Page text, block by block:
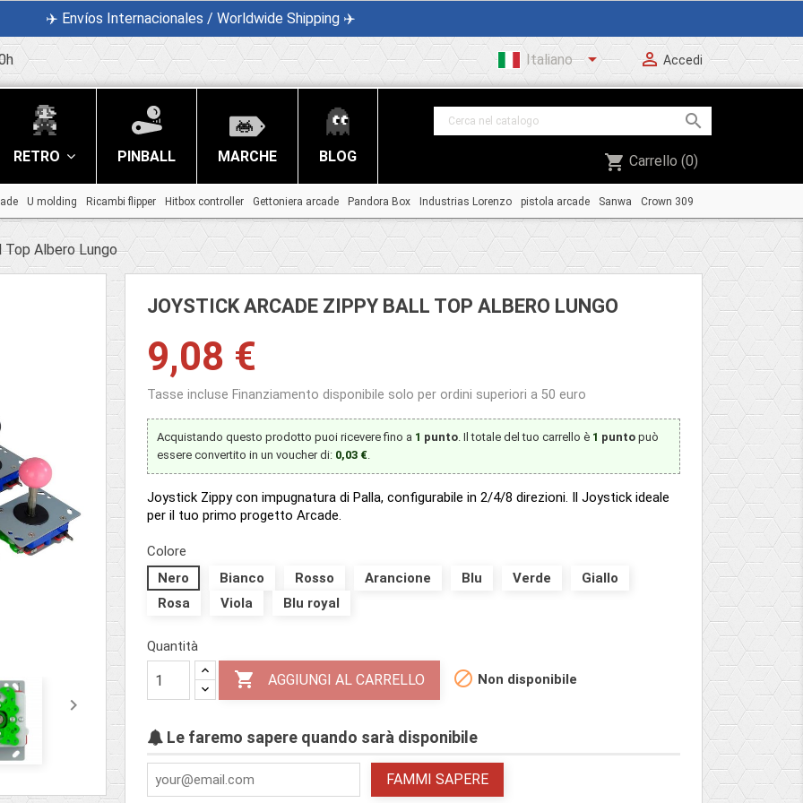
✈️ Envíos Internacionales / Worldwide Shipping ✈️
Italiano   Accedi
RETRO PINBALL MARCHE BLOG

shopping_cart Carrello (0)
U molding Ricambi flipper Hitbox controller Gettoniera arcade Pandora Box Industrias Lorenzo pistola arcade Sanwa Crown 309
Albero Lungo

JOYSTICK ARCADE ZIPPY BALL TOP ALBERO LUNGO
9,08 €
Tasse incluse Finanziamento disponibile solo per ordini superiori a 50 euro
Acquistando questo prodotto puoi ricevere fino a 1 punto. Il totale del tuo carrello è 1 punto può
essere convertito in un voucher di: 0,03 €.
Joystick Zippy con impugnatura di Palla, configurabile in 2/4/8 direzioni. Il Joystick ideale
per il tuo primo progetto Arcade.
Colore
Nero
Bianco Rosso Arancione Blu Verde
Giallo
Rosa
Viola Blu royal
Quantità
 AGGIUNGI AL CARRELLO  Non disponibile
Le faremo sapere quando sarà disponibile
FAMMI SAPERE